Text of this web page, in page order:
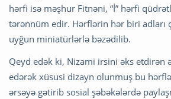
hərfi isə məşhur Fitnəni, “İ” hərfi
tərənnüm edir. Hərflərin hər biri adları
uyğun miniatürlərlə bəzədilib.
Qeyd edək ki, Nizami irsini əks etdirən
edərək xüsusi dizayn olunmuş bu
ərsəyə gətirib sosial şəbəkələrdə